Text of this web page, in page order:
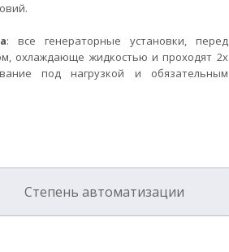
: все генераторные установки, перед
охлаждающе жидкостью и проходят 2х
под нагрузкой и обязательным
Степень автоматизации